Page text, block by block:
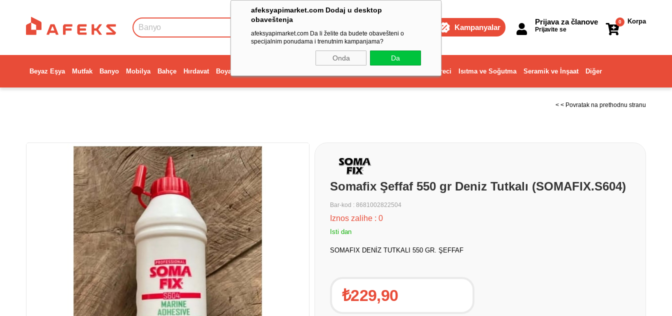
afeksyapimarket.com Dodaj u desktop
obaveštenja
afeksyapimarket.com Da li želite da budete obavešteni o
specijalnim ponudama i trenutnim kampanjama?
Onda Da
Kampanyalar
Korpa
0
Prijava za članove
Prijavite se
Beyaz Eşya Mutfak Banyo Mobilya Bahçe Hırdavat Boya Dekorasyon ve Ev Gereci Isıtma ve Soğutma Seramik ve İnşaat Diğer
< < Povratak na prethodnu stranu
Somafix Şeffaf 550 gr Deniz Tutkalı (SOMAFIX.S604)
Bar-kod : 8681002822504
Iznos zalihe : 0
Isti dan
SOMAFIX DENİZ TUTKALI 550 GR. ŞEFFAF
₺229,90